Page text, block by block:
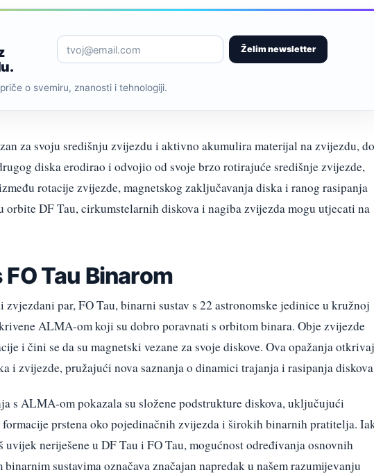
Želim newsletter
o svemiru, znanosti i tehnologiji.
za svoju središnju zvijezdu i aktivno akumulira materijal na zvijezdu,
diska erodirao i odvojio od svoje brzo rotirajuće središnje zvijezde,
rotacije zvijezde, magnetskog zaključavanja diska i ranog rasipanja
orbite DF Tau, cirkumstelarnih diskova i nagiba zvijezda mogu utjecati na
Tau Binarom
par, FO Tau, binarni sustav s 22 astronomske jedinice u kružnoj
ALMA-om koji su dobro poravnati s orbitom binara. Obje zvijezde
i čini se da su magnetski vezane za svoje diskove. Ova opažanja
i zvijezde, pružajući nova saznanja o dinamici trajanja i rasipanja
s ALMA-om pokazala su složene podstrukture diskova, uključujući
prstena oko pojedinačnih zvijezda i širokih binarnih pratitelja.
uvijek neriješene u DF Tau i FO Tau, mogućnost određivanja osnovnih
sustavima označava značajan napredak u našem razumijevanju